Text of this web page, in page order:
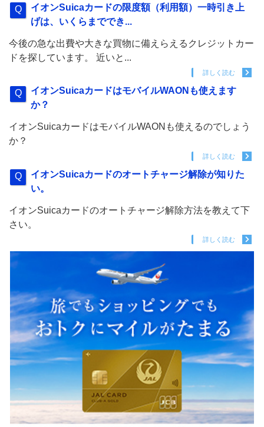
イオンSuicaカードの限度額（利用額）一時引き上
げは、いくらまででき...
今後の急な出費や大きな買物に備えらえるクレジットカー
ドを探しています。 近いと...
詳しく読む
イオンSuicaカードはモバイルWAONも使えます
か？
イオンSuicaカードはモバイルWAONも使えるのでしょう
か？
詳しく読む
イオンSuicaカードのオートチャージ解除が知りた
い。
イオンSuicaカードのオートチャージ解除方法を教えて下
さい。
詳しく読む